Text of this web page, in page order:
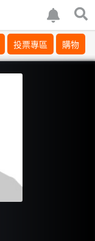
投票專區 購物